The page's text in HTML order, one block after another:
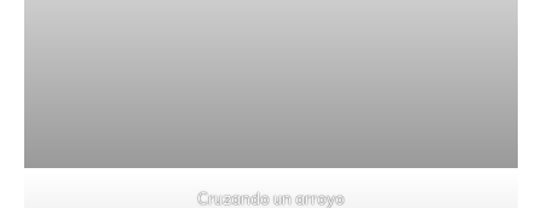
Cruzando un arroyo